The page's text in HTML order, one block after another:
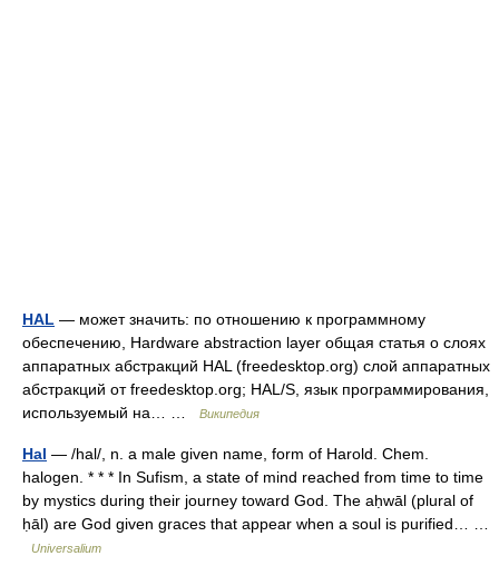
HAL — может значить: по отношению к программному
обеспечению, Hardware abstraction layer общая статья о слоях
аппаратных абстракций HAL (freedesktop.org) слой аппаратных
абстракций от freedesktop.org; HAL/S, язык программирования,
используемый на… …
Википедия
Hal — /hal/, n. a male given name, form of Harold. Chem.
halogen. * * * In Sufism, a state of mind reached from time to time
by mystics during their journey toward God. The aḥwāl (plural of
ḥāl) are God given graces that appear when a soul is purified… …
Universalium